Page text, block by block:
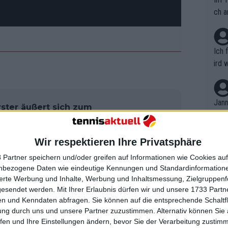
Wir respektieren Ihre Privatsphäre
Partner speichern und/oder greifen auf Informationen wie Cookies
Daten wie eindeutige Kennungen und
Werbung und Inhalte, Werbung und Inhaltsmessung,
werden. Mit Ihrer Erlaubnis dürfen wir und unsere 1733
und Kenndaten abfragen. Sie können auf die entsprechende
durch uns und unsere Partner zuzustimmen. Alternativ können Sie
und Ihre Einstellungen ändern, bevor Sie der Verarbeitung
äußert sich zum
Sinner
keine Sperre für zwei
da ein unabhängiges Gericht
positiv auf Clostebol getestet
eine Sperre eingelegt, so dass
im letzten Monat wurde bestätigt,
trifft.
ch
Ich
ird
r in
em
t,
B.
on
n
nt.